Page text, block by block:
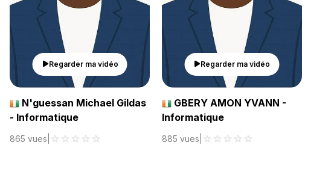
Regarder ma vidéo
N'guessan Michael Gildas
- Informatique
865 vues ☆ ☆ ☆ ☆ ☆
Regarder ma vidéo
GBERY AMON YVANN -
Informatique
885 vues ☆ ☆ ☆ ☆ ☆